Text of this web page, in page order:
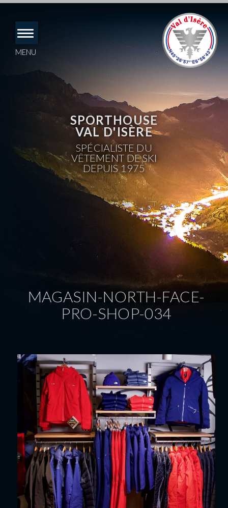
directement
contenu
MENU
SPORTHOUSE
VAL D'ISÈRE
SPÉCIALISTE DU
VÊTEMENT DE SKI
DEPUIS 1975
MAGASIN-NORTH-FACE-
PRO-SHOP-034